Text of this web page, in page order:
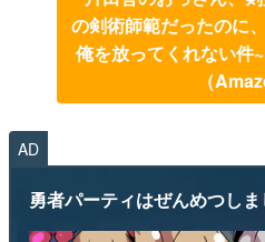
の剣術師範だったのに
俺を放ってくれない件
（
AD
勇者パーティはぜんめつしま